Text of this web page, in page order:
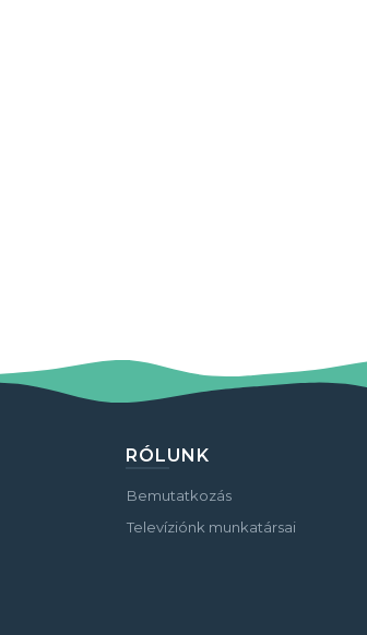
RÓLUNK
Bemutatkozás
Televíziónk munkatársai